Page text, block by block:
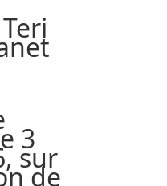
3
sur
de